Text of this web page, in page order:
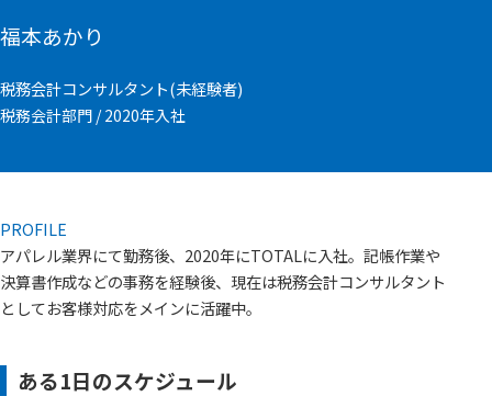
福本あかり
税務会計コンサルタント(未経験者)
税務会計部門 / 2020年入社
PROFILE
アパレル業界にて勤務後、2020年にTOTALに入社。記帳作業や
決算書作成などの事務を経験後、現在は税務会計コンサルタント
としてお客様対応をメインに活躍中。
ある1日のスケジュール